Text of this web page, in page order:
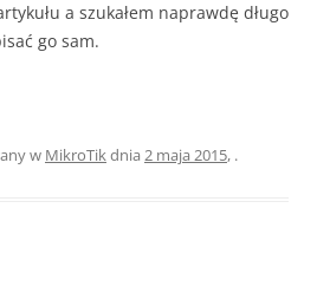
a szukałem naprawdę długo
go sam.
w MikroTikdnia 2 maja 2015, .